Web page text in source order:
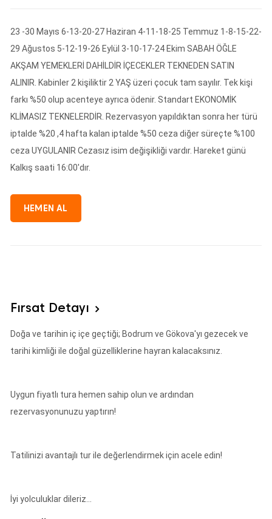
23 -30 Mayıs 6-13-20-27 Haziran 4-11-18-25 Temmuz 1-8-15-22-
29 Ağustos 5-12-19-26 Eylül 3-10-17-24 Ekim SABAH ÖĞLE
AKŞAM YEMEKLERİ DAHİLDİR İÇECEKLER TEKNEDEN SATIN
ALINIR. Kabinler 2 kişiliktir 2 YAŞ üzeri çocuk tam sayılır. Tek kişi
farkı %50 olup acenteye ayrıca ödenir. Standart EKONOMİK
KLİMASIZ TEKNELERDİR. Rezervasyon yapıldıktan sonra her türü
iptalde %20 ,4 hafta kalan iptalde %50 ceza diğer süreçte %100
ceza UYGULANIR Cezasız isim değişikliği vardır. Hareket günü
Kalkış saati 16:00'dır.
HEMEN AL
Fırsat Detayı
Doğa ve tarihin iç içe geçtiği; Bodrum ve Gökova'yı gezecek ve
tarihi kimliği ile doğal güzelliklerine hayran kalacaksınız.
Uygun fiyatlı tura hemen sahip olun ve ardından
rezervasyonunuzu yaptırın!
Tatilinizi avantajlı tur ile değerlendirmek için acele edin!
İyi yolculuklar dileriz...